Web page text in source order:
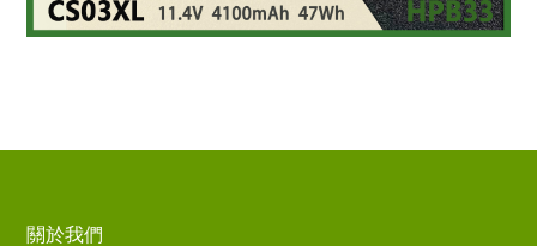
關於我們